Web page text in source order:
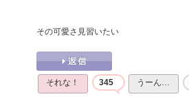
その可愛さ見習いたい
それな！ 345 うーん…